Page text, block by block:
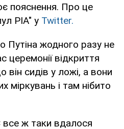
пояснення. Про це
РІА" у Twitter.
Путіна жодного разу не
церемонії відкриття
він сидів у ложі, а вони
міркувань і там нібито
все ж таки вдалося